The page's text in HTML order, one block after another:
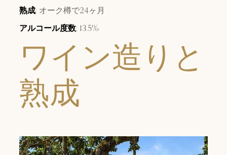
熟成: オーク樽で24ヶ月
アルコール度数: 13.5%
ワイン造りと
熟成